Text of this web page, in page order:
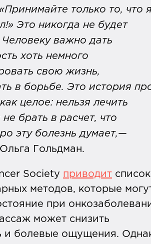
только то, что
Это никогда не будет
Человеку важно дать
хоть немного
свою жизнь,
в борьбе. Это история
целое: нельзя лечить
брать в расчет, что
эту болезнь думает,—
Гольдман.
Society приводит список
методов, которые
при
может снизить
и болевые ощущения.